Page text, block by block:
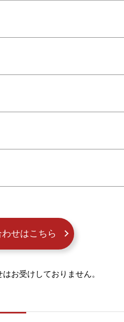
せはこちら
お受けしておりません。